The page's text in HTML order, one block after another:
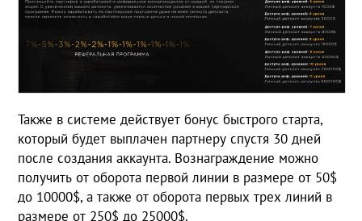
Также в системе действует бонус быстрого старта,
который будет выплачен партнеру спустя 30 дней
после создания аккаунта. Вознаграждение можно
получить от оборота первой линии в размере от 50$
до 10000$, а также от оборота первых трех линий в
размере от 250$ до 25000$.